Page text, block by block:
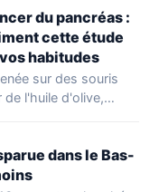
du pancréas :
cette étude
habitudes
sur des souris
de l'huile d'olive,…
dans le Bas-